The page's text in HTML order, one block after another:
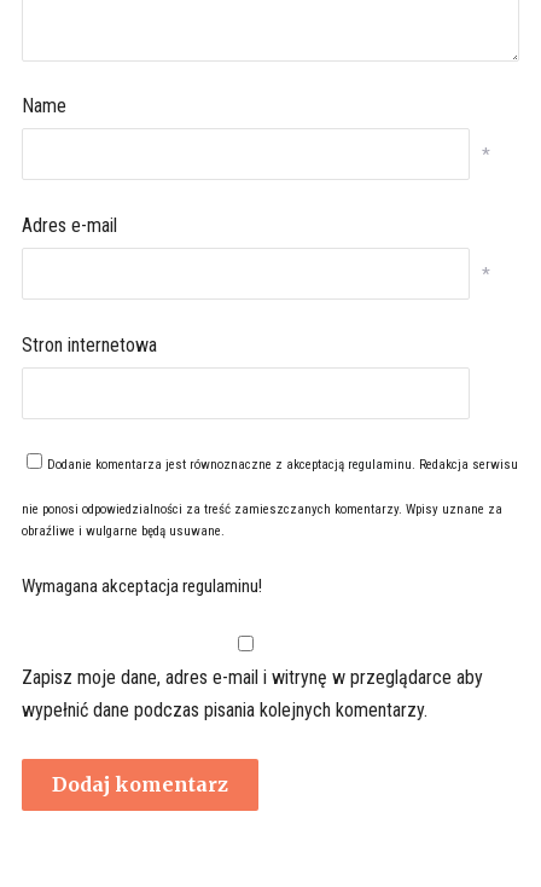
Name
*
Adres e-mail
*
Stron internetowa
Dodanie komentarza jest równoznaczne z akceptacją regulaminu. Redakcja serwisu
nie ponosi odpowiedzialności za treść zamieszczanych komentarzy. Wpisy uznane za
obraźliwe i wulgarne będą usuwane.
Wymagana akceptacja regulaminu!
Zapisz moje dane, adres e-mail i witrynę w przeglądarce aby
wypełnić dane podczas pisania kolejnych komentarzy.